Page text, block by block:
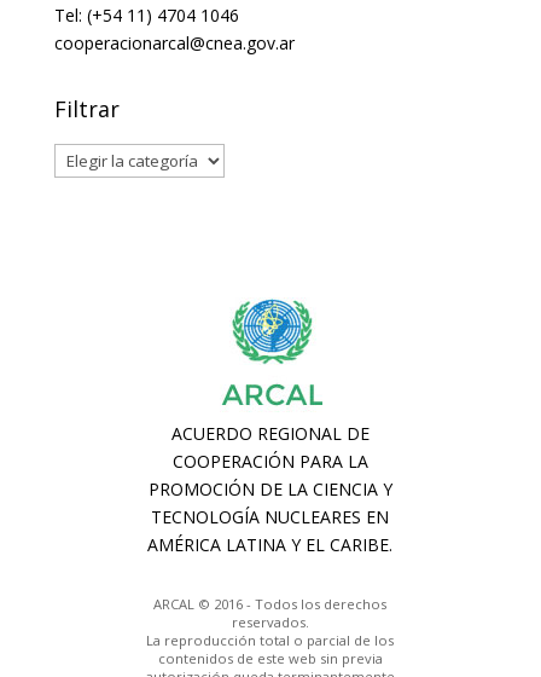
Tel: (+54 11) 4704 1046
cooperacionarcal@cnea.gov.ar
Filtrar
Filtrar
ARCAL © 2016 - Todos los derechos
reservados.
La reproducción total o parcial de los
contenidos de este web sin previa